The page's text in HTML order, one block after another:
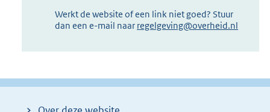
Werkt de website of een link niet goed? Stuur
dan een e-mail naar regelgeving@overheid.nl